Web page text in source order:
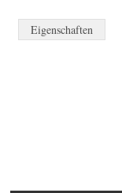
Eigenschaften